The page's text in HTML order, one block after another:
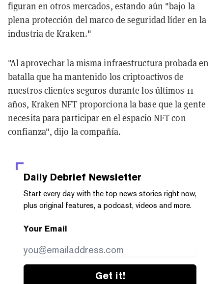
figuran en otros mercados, estando aún "bajo la
plena protección del marco de seguridad líder en la
industria de Kraken."
"Al aprovechar la misma infraestructura probada en
batalla que ha mantenido los criptoactivos de
nuestros clientes seguros durante los últimos 11
años, Kraken NFT proporciona la base que la gente
necesita para participar en el espacio NFT con
confianza", dijo la compañía.
Daily Debrief Newsletter
Start every day with the top news stories right now,
plus original features, a podcast, videos and more.
Your Email
Get it!